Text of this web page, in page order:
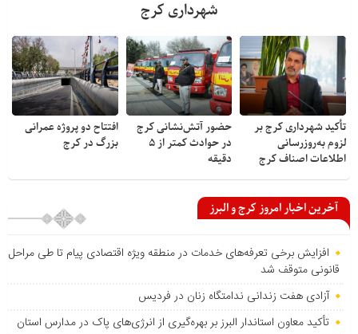
شهرداری کرج
تأکید شهرداری کرج بر
لزوم به‌روزرسانی
اطلاعات اصناف کرج
حضور آتش‌نشانی کرج
در حوادث کمتر از ۵
دقیقه
افتتاح دو پروژه عمرانی
بزرگ در کرج
آخرین اخبار امروز کرج و البرز
افزایش برخی تعرفه‌های خدمات در منطقه ویژه اقتصادی پیام تا طی مراحل
قانونی متوقف شد
آزادی هفت زندانی ندامتگاه زنان در فردیس
تأکید معاون استاندار البرز بر بهره‌گیری از انرژی‌های پاک در مدارس استان